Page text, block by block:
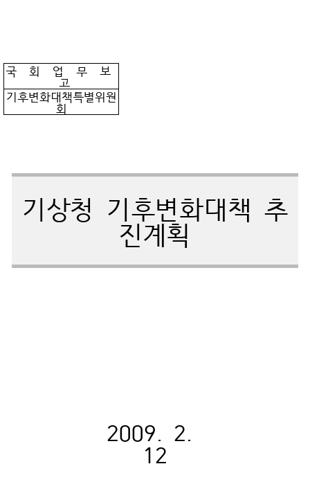
국 회 업 무 보
고
기후변화대책특별위원
회
기상청 기후변화대책 추
진계획
2009. 2.
12